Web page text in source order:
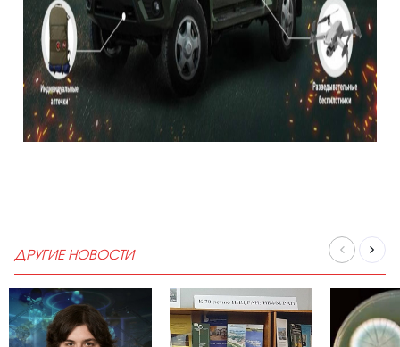
ДРУГИЕ НОВОСТИ